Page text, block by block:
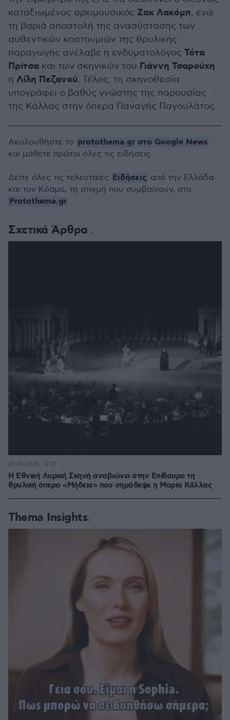
καταξιωμένος αρχιμουσικός Ζακ Λακόμπ, ενώ
τη βαριά αποστολή της ανασύστασης των
αυθεντικών κοστουμιών της θρυλικής
παραγωγής ανέλαβε η ενδυματολόγος Τότα
Πρίτσα και των σκηνικών του Γιάννη Τσαρούχη
η Λίλη Πεζανού. Τέλος, τη σκηνοθεσία
υπογράφει ο βαθύς γνώστης της παρουσίας
της Κάλλας στην όπερα Παναγής Παγουλάτος.
Σχετικά Άρθρα
Η Εθνική Λυρική Σκηνή αναβιώνει στην Επίδαυρο τη
θρυλική όπερα «Μήδεια» που σημάδεψε η Μαρία Κάλλας
29.01.2026, 17:21
Thema Insights
Ακολουθήστε το protothema.gr στο Google News
και μάθετε πρώτοι όλες τις ειδήσεις
Δείτε όλες τις τελευταίες Ειδήσεις από την Ελλάδα
και τον Κόσμο, τη στιγμή που συμβαίνουν, στο
Protothema.gr